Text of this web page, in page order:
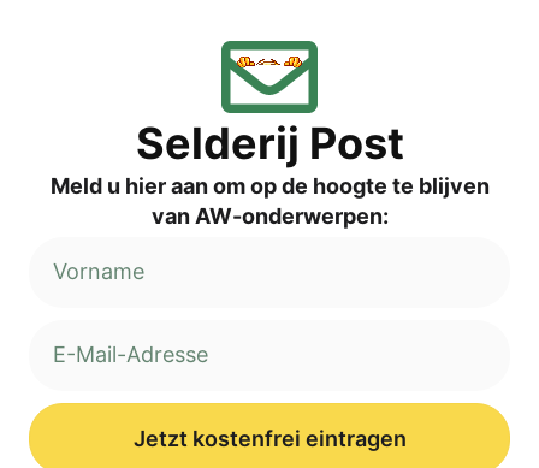
Sel­de­rij Post
Meld u hier aan om op de hoog­te te blij­ven
van AW-onderwerpen:
Jetzt kostenfrei eintragen